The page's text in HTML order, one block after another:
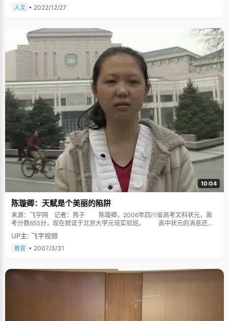
人文 • 2022/12/27
10:04
陈璇卿：天赋是个美丽的陷阱
来源：飞宇网 记者：燕子 陈璇卿，2006年四川省高考文科状元，高
考分数655分，现在就读于北京大学元培实验班。 高中状元的消息还没
有传到陈璇卿那里，整个城市已经沸腾起来了，因为这是攀枝花市建市三十
年来的第一个省状元，当记者问到什么样的心情的时候，她激动得说不出
话，眼泪直在眼眶里打转，迟迟不敢相信这个事实，她的成绩似乎具有了更
谓称之为黑马现象并在现实生活中得到普遍认同。具有戏剧性的是，高考之
前，陈璇卿从来没有得到过第一，每次考试都稳坐第二把交椅，总做第二的
滋味是苦涩也是无奈的，"其实考试就像长跑，有一个人一直都是领跑，到最
后，他就会很累，而紧紧跟在他身后的那个人，可以在最后冲刺的时候有机
会超越他。回想起当时的苦闷，陈璇卿感觉自己听幸运，"非常感谢前面一直
UP主: 飞宇视频
教育 • 2007/3/31